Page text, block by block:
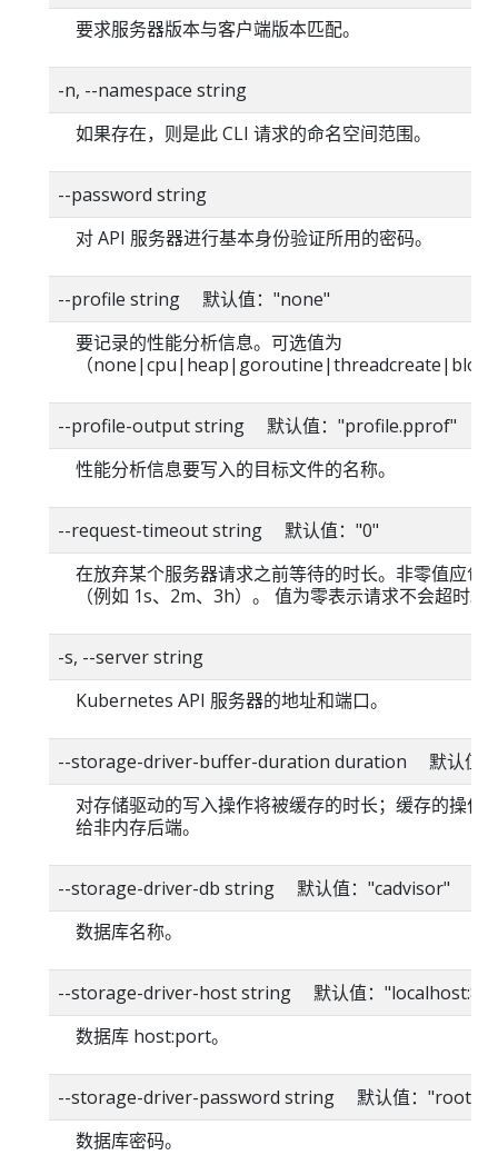
要求服务器版本与客户端版本匹配。
-n, --namespace string
如果存在，则是此 CLI 请求的命名空间范围。
--password string
对 API 服务器进行基本身份验证所用的密码。
--profile string 默认值："none"
要记录的性能分析信息。可选值为
（
--profile-output string 默认值："profile.pprof"
性能分析信息要写入的目标文件的名称。
--request-timeout string 默认值："0"
在放弃某个服务器请求之前等待的时长。非零值应包
（例如 1s、2m、3h）。 值为零表示请求不会超时。
-s, --server string
Kubernetes API 服务器的地址和端口。
--storage-driver-buffer-duration duration 默认值
对存储驱动的写入操作将被缓存的时长；缓存的操作
给非内存后端。
--storage-driver-db string 默认值："cadvisor"
数据库名称。
--storage-driver-host string 默认值：
数据库 host:port。
--storage-driver-password string 默认值："root"
数据库密码。